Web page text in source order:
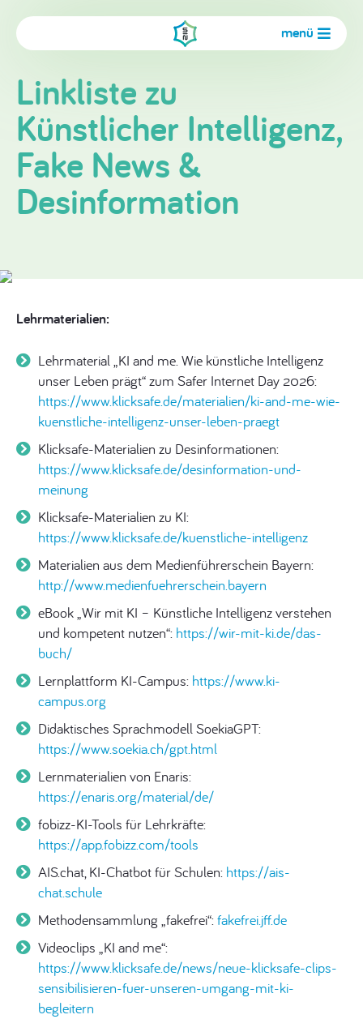
menü
Linkliste zu
Künstlicher Intelligenz,
Fake News &
Desinformation
Lehrmaterialien:
Lehrmaterial „KI and me. Wie künstliche Intelligenz
unser Leben prägt“ zum Safer Internet Day 2026:
https://www.klicksafe.de/materialien/ki-and-me-wie-
kuenstliche-intelligenz-unser-leben-praegt
Klicksafe-Materialien zu Desinformationen:
https://www.klicksafe.de/desinformation-und-
meinung
Klicksafe-Materialien zu KI:
https://www.klicksafe.de/kuenstliche-intelligenz
Materialien aus dem Medienführerschein Bayern:
http://www.medienfuehrerschein.bayern
eBook „Wir mit KI – Künstliche Intelligenz verstehen
und kompetent nutzen“: https://wir-mit-ki.de/das-
buch/
Lernplattform KI-Campus: https://www.ki-
campus.org
Didaktisches Sprachmodell SoekiaGPT:
https://www.soekia.ch/gpt.html
Lernmaterialien von Enaris:
https://enaris.org/material/de/
fobizz-KI-Tools für Lehrkräfte:
https://app.fobizz.com/tools
AIS.chat, KI-Chatbot für Schulen: https://ais-
chat.schule
Methodensammlung „fakefrei“:fakefrei.jff.de
Videoclips „KI and me“:
https://www.klicksafe.de/news/neue-klicksafe-clips-
sensibilisieren-fuer-unseren-umgang-mit-ki-
begleitern